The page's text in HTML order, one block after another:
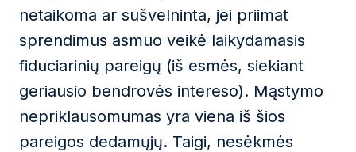
netaikoma ar sušvelninta, jei priimat
sprendimus asmuo veikė laikydamasis
fiduciarinių pareigų (iš esmės, siekiant
geriausio bendrovės intereso). Mąstymo
nepriklausomumas yra viena iš šios
pareigos dedamųjų. Taigi, nesėkmės